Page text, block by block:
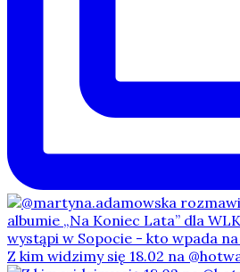
Z kim widzimy się 18.02 na